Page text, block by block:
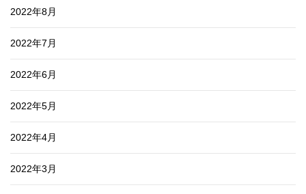
2022年8月
2022年7月
2022年6月
2022年5月
2022年4月
2022年3月